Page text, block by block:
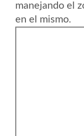
manejando el
en el mismo.